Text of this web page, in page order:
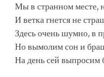
Мы в странном месте,
И ветка гнется не
Здесь очень шумно, в
Но вымолим сон и
На день сей выпросим